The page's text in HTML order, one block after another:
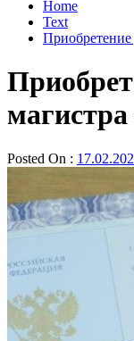
Home
Text
Приобретение
Posted On :